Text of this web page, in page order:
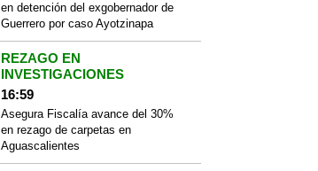
en detención del exgobernador de
Guerrero por caso Ayotzinapa
REZAGO EN
INVESTIGACIONES
16:59
Asegura Fiscalía avance del 30%
en rezago de carpetas en
Aguascalientes